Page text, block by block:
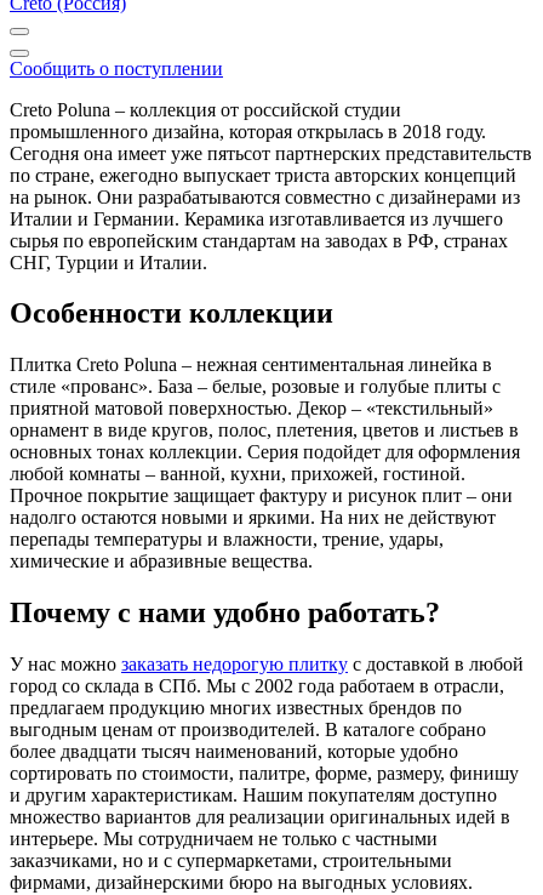
Сообщить о поступлении
Creto Poluna – коллекция от российской студии
промышленного дизайна, которая открылась в 2018 году.
Сегодня она имеет уже пятьсот партнерских представительств
по стране, ежегодно выпускает триста авторских концепций
на рынок. Они разрабатываются совместно с дизайнерами из
Италии и Германии. Керамика изготавливается из лучшего
сырья по европейским стандартам на заводах в РФ, странах
СНГ, Турции и Италии.
Особенности коллекции
Плитка Creto Poluna – нежная сентиментальная линейка в
стиле «прованс». База – белые, розовые и голубые плиты с
приятной матовой поверхностью. Декор – «текстильный»
орнамент в виде кругов, полос, плетения, цветов и листьев в
основных тонах коллекции. Серия подойдет для оформления
любой комнаты – ванной, кухни, прихожей, гостиной.
Прочное покрытие защищает фактуру и рисунок плит – они
надолго остаются новыми и яркими. На них не действуют
перепады температуры и влажности, трение, удары,
химические и абразивные вещества.
Почему с нами удобно работать?
У нас можно заказать недорогую плитку с доставкой в любой
город со склада в СПб. Мы с 2002 года работаем в отрасли,
предлагаем продукцию многих известных брендов по
выгодным ценам от производителей. В каталоге собрано
более двадцати тысяч наименований, которые удобно
сортировать по стоимости, палитре, форме, размеру, финишу
и другим характеристикам. Нашим покупателям доступно
множество вариантов для реализации оригинальных идей в
интерьере. Мы сотрудничаем не только с частными
заказчиками, но и с супермаркетами, строительными
фирмами, дизайнерскими бюро на выгодных условиях.